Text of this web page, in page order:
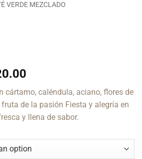
VERDE MEZCLADO
range:
$187.00
through
$520.00
cártamo, caléndula, aciano, flores de
de la pasión Fiesta y alegría en
y llena de sabor.